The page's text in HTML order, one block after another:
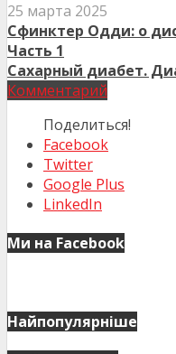
25 марта 2025
Сфинктер Одди: о
Часть 1
Сахарный диабет.
Комментарий
Поделиться!
Facebook
Twitter
Google Plus
LinkedIn
Ми на Facebook
Найпопулярніше